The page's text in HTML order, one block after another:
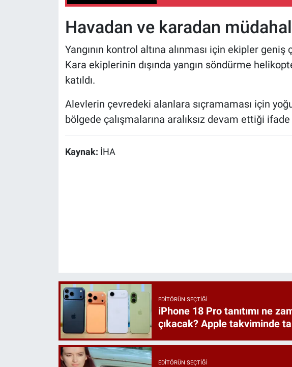
Havadan ve karadan
Yangının kontrol altına alınması için ekipler geniş
Kara ekiplerinin dışında yangın söndürme
katıldı.
Alevlerin çevredeki alanlara sıçramaması için
bölgede çalışmalarına aralıksız devam ettiği
Kaynak: İHA
EDITÖRÜN SEÇTIĞI
iPhone 18 Pro tanıtımı ne
çıkacak? Apple takviminde
EDITÖRÜN SEÇTIĞI